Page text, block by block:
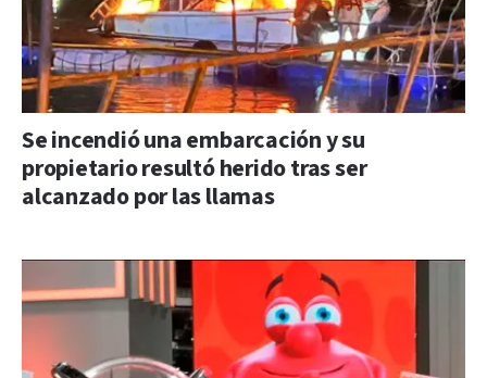
Se incendió una embarcación y su
propietario resultó herido tras ser
alcanzado por las llamas